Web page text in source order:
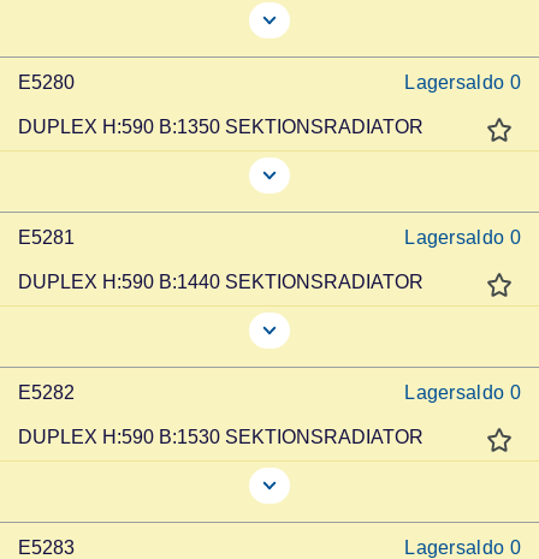
E5280 Lagersaldo 0
DUPLEX H:590 B:1350 SEKTIONSRADIATOR
E5281 Lagersaldo 0
DUPLEX H:590 B:1440 SEKTIONSRADIATOR
E5282 Lagersaldo 0
DUPLEX H:590 B:1530 SEKTIONSRADIATOR
E5283 Lagersaldo 0